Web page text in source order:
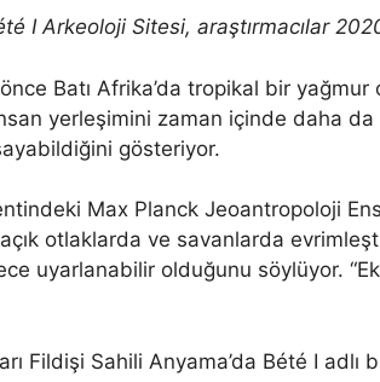
I Arkeoloji Sitesi, araştırmacılar
Batı Afrika’da tropikal bir yağmur
yerleşimini zaman içinde daha da
gösteriyor.
Max Planck Jeoantropoloji
otlaklarda ve savanlarda
uyarlanabilir olduğunu söylüyor.
Fildişi Sahili Anyama’da Bété I